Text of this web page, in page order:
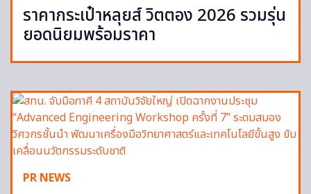
ราคากระเป๋าหลุยส์ วิตตอง 2026 รวมรุ่น
ยอดนิยมพร้อมราคา
PR NEWS